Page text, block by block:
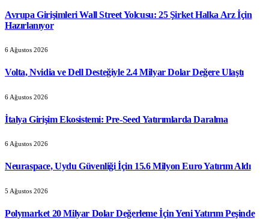
Avrupa Girişimleri Wall Street Yolcusu: 25 Şirket Halka Arz İçin
Hazırlanıyor
6 Ağustos 2026
Volta, Nvidia ve Dell Desteğiyle 2.4 Milyar Dolar Değere Ulaştı
6 Ağustos 2026
İtalya Girişim Ekosistemi: Pre-Seed Yatırımlarda Daralma
6 Ağustos 2026
Neuraspace, Uydu Güvenliği İçin 15.6 Milyon Euro Yatırım Aldı
5 Ağustos 2026
Polymarket 20 Milyar Dolar Değerleme İçin Yeni Yatırım Peşinde